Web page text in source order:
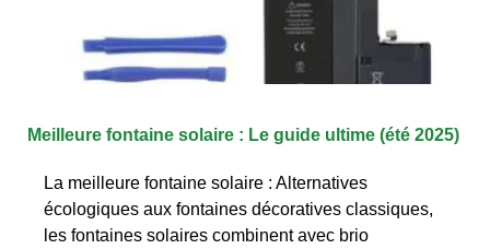
Meilleure fontaine solaire : Le guide ultime (été 2025)
La meilleure fontaine solaire : Alternatives
écologiques aux fontaines décoratives classiques,
les fontaines solaires combinent avec brio